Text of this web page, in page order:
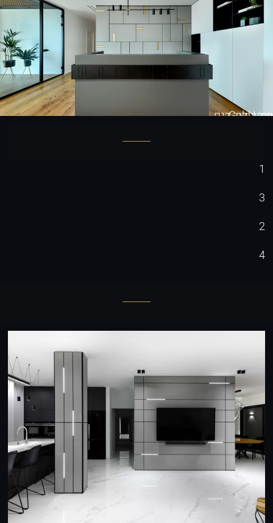
חיפוי קיר דגם
Gold Line
1
3
2
4